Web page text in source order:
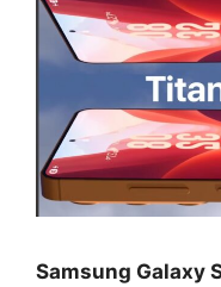
Samsung Galaxy